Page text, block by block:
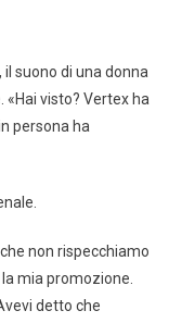
suono di una donna
visto? Vertex ha
persona ha
non rispecchiamo
mia promozione.
detto che